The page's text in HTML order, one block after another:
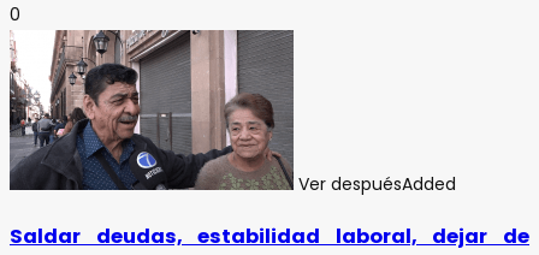
0
Ver despuésAdded
Saldar deudas, estabilidad laboral, dejar de